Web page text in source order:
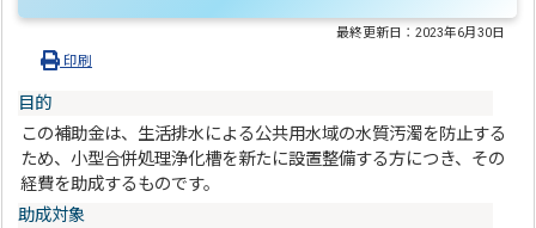
最終更新日：2023年6月30日
印刷
目的
この補助金は、生活排水による公共用水域の水質汚濁を防止する
ため、小型合併処理浄化槽を新たに設置整備する方につき、その
経費を助成するものです。
助成対象